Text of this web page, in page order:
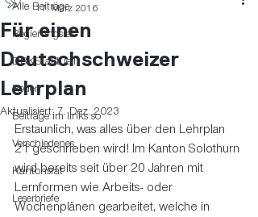
Alle Beiträge
Regierungsrat
DBKS aktuell
Reden
Beiträge im links so
Verschiedenes
Kantonsrat
Leserbriefe
Für einen
Deutschschweizer
Lehrplan
17. März 2016
Aktualisiert:7. Dez. 2023
Erstaunlich, was alles über den Lehrplan
21 geschrieben wird! Im Kanton Solothurn
wird bereits seit über 20 Jahren mit
Lernformen wie Arbeits- oder
Wochenplänen gearbeitet, welche in